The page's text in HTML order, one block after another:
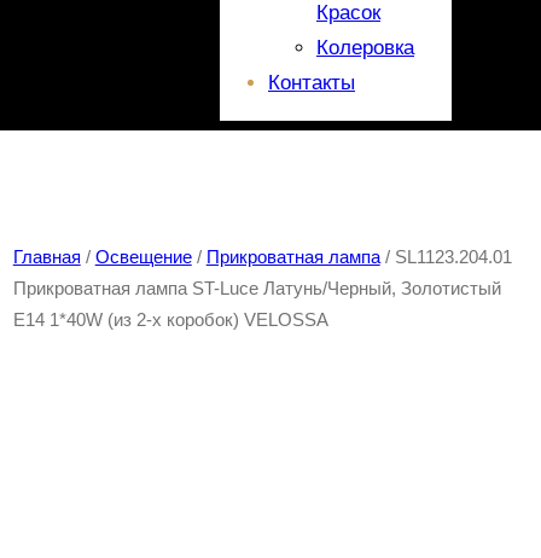
Красок
Колеровка
Контакты
Главная / Освещение/ Прикроватная лампа/ SL1123.204.01
Прикроватная лампа ST-Luce Латунь/Черный, Золотистый
E14 1*40W (из 2-х коробок) VELOSSA